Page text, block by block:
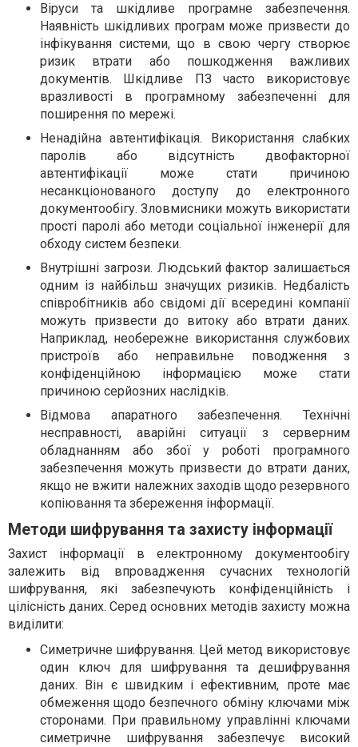
Віруси та шкідливе програмне забезпечення.
Наявність шкідливих програм може призвести до
інфікування системи, що в свою чергу створює
ризик втрати або пошкодження важливих
документів. Шкідливе ПЗ часто використовує
вразливості в програмному забезпеченні для
поширення по мережі.
Ненадійна автентифікація. Використання слабких
паролів або відсутність двофакторної
автентифікації може стати причиною
несанкціонованого доступу до електронного
документообігу. Зловмисники можуть використати
прості паролі або методи соціальної інженерії для
обходу систем безпеки.
Внутрішні загрози. Людський фактор залишається
одним із найбільш значущих ризиків. Недбалість
співробітників або свідомі дії всередині компанії
можуть призвести до витоку або втрати даних.
Наприклад, необережне використання службових
пристроїв або неправильне поводження з
конфіденційною інформацією може стати
причиною серйозних наслідків.
Відмова апаратного забезпечення. Технічні
несправності, аварійні ситуації з серверним
обладнанням або збої у роботі програмного
забезпечення можуть призвести до втрати даних,
якщо не вжити належних заходів щодо резервного
копіювання та збереження інформації.
Методи шифрування та захисту інформації
Захист інформації в електронному документообігу
залежить від впровадження сучасних технологій
шифрування, які забезпечують конфіденційність і
цілісність даних. Серед основних методів захисту можна
виділити:
Симетричне шифрування. Цей метод використовує
один ключ для шифрування та дешифрування
даних. Він є швидким і ефективним, проте має
обмеження щодо безпечного обміну ключами між
сторонами. При правильному управлінні ключами
симетричне шифрування забезпечує високий